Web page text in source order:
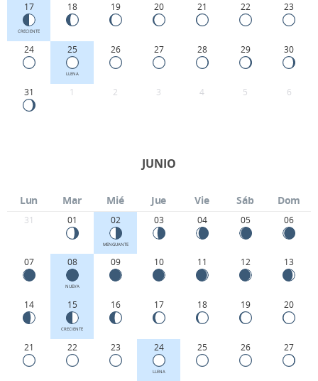
17
CRECIENTE
18 19 20 21 22 23
24 25
LLENA
26 27 28 29 30
31 1 2 3 4 5 6
JUNIO
Lun Mar Mié Jue Vie Sáb Dom
31 01 02
MENGUANTE
03 04 05 06
07 08
NUEVA
09 10 11 12 13
14 15
CRECIENTE
16 17 18 19 20
21 22 23 24
LLENA
25 26 27